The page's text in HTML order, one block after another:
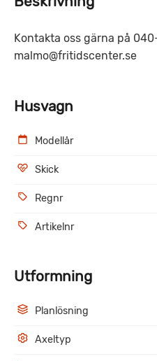
Kontakta oss gärna på
malmo@fritidscenter.se
Husvagn
Modellår
Skick
Regnr
Artikelnr
Utformning
Planlösning
Axeltyp